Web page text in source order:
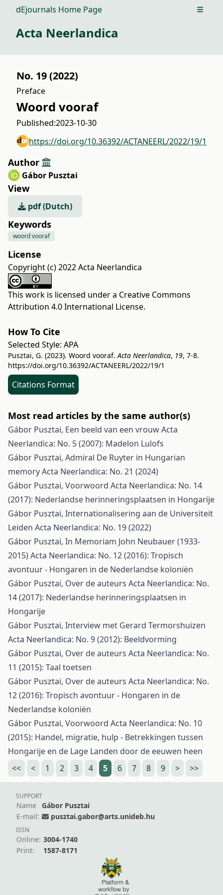
dEjournals Home Page Open
Acta Neerlandica
No. 19 (2022)
Preface
Woord vooraf
Published:2023-10-30
https://doi.org/10.36392/ACTANEERL/2022/19/1
Author
Gábor Pusztai
View
pdf (Dutch)
Keywords
woord vooraf
License
Copyright (c) 2022 Acta Neerlandica
This work is licensed under a Creative Commons
Attribution 4.0 International License.
How To Cite
Selected Style: APA
Pusztai, G. (2023). Woord vooraf.Acta Neerlandica, 19, 7-8.
https://doi.org/10.36392/ACTANEERL/2022/19/1
Citations Format
Most read articles by the same author(s)
Gábor Pusztai, Een beeld van een vrouwActa
Neerlandica: No. 5 (2007): Madelon Lulofs
Gábor Pusztai, Admiral De Ruyter in Hungarian
memoryActa Neerlandica: No. 21 (2024)
Gábor Pusztai, Voorwoord Acta Neerlandica: No. 14
(2017): Nederlandse herinneringsplaatsen in Hongarije
Gábor Pusztai, Internationalisering aan de Universiteit
Leiden Acta Neerlandica: No. 19 (2022)
Gábor Pusztai, In Memoriam John Neubauer (1933-
2015)Acta Neerlandica: No. 12 (2016): Tropisch
avontuur - Hongaren in de Nederlandse koloniën
Gábor Pusztai, Over de auteurs Acta Neerlandica: No.
14 (2017): Nederlandse herinneringsplaatsen in
Hongarije
Gábor Pusztai, Interview met Gerard Termorshuizen
Acta Neerlandica: No. 9 (2012): Beeldvorming
Gábor Pusztai, Over de auteurs Acta Neerlandica: No.
11 (2015): Taal toetsen
Gábor Pusztai, Over de auteurs Acta Neerlandica: No.
12 (2016): Tropisch avontuur - Hongaren in de
Nederlandse koloniën
Gábor Pusztai, Voorwoord Acta Neerlandica: No. 10
(2015): Handel, migratie, hulp - Betrekkingen tussen
Hongarije en de Lage Landen door de eeuwen heen
<<
< 1 2 3 4 5 6 7 8 9 > >>
SUPPORT
Name
Gábor Pusztai
E-mail:
pusztai.gabor@arts.unideb.hu
ISSN
Online: 3004-1740
Print:
1587-8171